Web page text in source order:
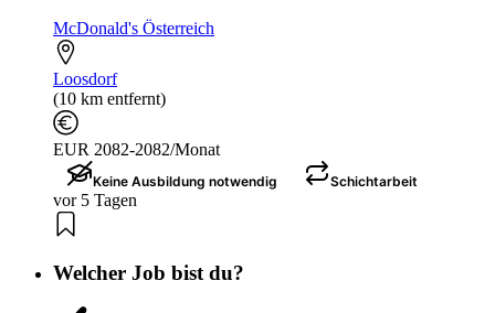
McDonald's Österreich
Loosdorf
(10 km entfernt)
EUR 2082-2082/Monat
Keine Ausbildung notwendig Schichtarbeit
vor 5 Tagen
Welcher Job bist du?